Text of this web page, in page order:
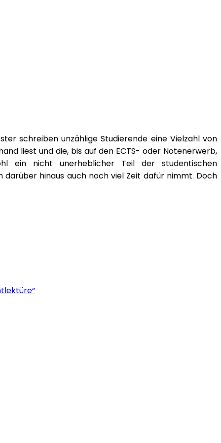
schreiben unzählige Studierende eine Vielzahl von
liest und die, bis auf den ECTS- oder Notenerwerb,
ein nicht unerheblicher Teil der studentischen
darüber hinaus auch noch viel Zeit dafür nimmt. Doch